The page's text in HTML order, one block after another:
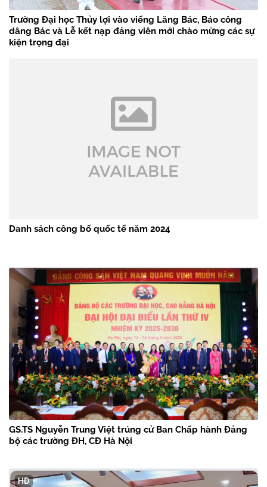
Trường Đại học Thủy lợi vào viếng Lăng Bác, Báo công
dâng Bác và Lễ kết nạp đảng viên mới chào mừng các sự
kiện trọng đại
Danh sách công bố quốc tế năm 2024
GS.TS Nguyễn Trung Việt trúng cử Ban Chấp hành Đảng
bộ các trường ĐH, CĐ Hà Nội